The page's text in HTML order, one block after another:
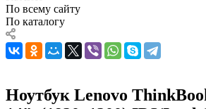
По всему сайту
По каталогу
Ноутбук Lenovo